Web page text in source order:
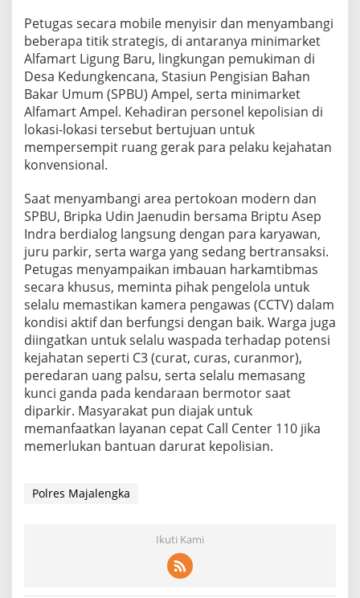
Petugas secara mobile menyisir dan menyambangi
beberapa titik strategis, di antaranya minimarket
Alfamart Ligung Baru, lingkungan pemukiman di
Desa Kedungkencana, Stasiun Pengisian Bahan
Bakar Umum (SPBU) Ampel, serta minimarket
Alfamart Ampel. Kehadiran personel kepolisian di
lokasi-lokasi tersebut bertujuan untuk
mempersempit ruang gerak para pelaku kejahatan
konvensional.
Saat menyambangi area pertokoan modern dan
SPBU, Bripka Udin Jaenudin bersama Briptu Asep
Indra berdialog langsung dengan para karyawan,
juru parkir, serta warga yang sedang bertransaksi.
Petugas menyampaikan imbauan harkamtibmas
secara khusus, meminta pihak pengelola untuk
selalu memastikan kamera pengawas (CCTV) dalam
kondisi aktif dan berfungsi dengan baik. Warga juga
diingatkan untuk selalu waspada terhadap potensi
kejahatan seperti C3 (curat, curas, curanmor),
peredaran uang palsu, serta selalu memasang
kunci ganda pada kendaraan bermotor saat
diparkir. Masyarakat pun diajak untuk
memanfaatkan layanan cepat Call Center 110 jika
memerlukan bantuan darurat kepolisian.
Polres Majalengka
Ikuti Kami